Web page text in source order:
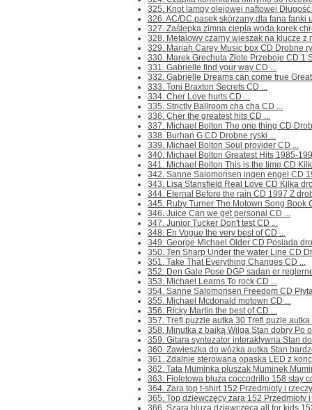
325. Knot lampy olejowej naftowej
326. AC/DC pasek skórzany dla fana fanki
327. Zaślepka zimna ciepła woda korek
328. Metalowy czarny wieszak na klucze z
329. Mariah Carey Music box CD Drobne
330. Marek Grechuta Złote Przeboje CD 1
331. Gabrielle find your way CD ...
332. Gabrielle Dreams can come true
333. Toni Braxton Secrets CD ...
334. Cher Love hurts CD ...
335. Strictly Ballroom cha cha CD ...
336. Cher the greatest hits CD ...
337. Michael Bolton The one thing CD
338. Burhan G CD Drobne ryski ...
339. Michael Bolton Soul provider CD ...
340. Michael Bolton Greatest Hits 1985-
341. Michael Bolton This is the time CD
342. Sanne Salomonsen ingen engel CD
343. Lisa Stansfield Real Love CD Kilka
344. Eternal Before the rain CD 1997 Z
345. Ruby Turner The Motown Song Book
346. Juice Can we get personal CD ...
347. Junior Tucker Don't test CD ...
348. En Vogue the very best of CD ...
349. George Michael Older CD Posiada
350. Ten Sharp Under the water Line CD
351. Take That Everything Changes CD ...
352. Den Gale Pose DGP sadan er
353. Michael Learns To rock CD ...
354. Sanne Salomonsen Freedom CD
355. Michael Mcdonald motown CD ...
356. Ricky Martin the best of CD ...
357. Trefl puzzle autka 30 Trefl puzle
358. Minutka z bajką Wilga Stan dobry Po
359. Gitara syntezator interaktywna Stan
360. Zawieszka do wózka autka Stan
361. Zdalnie sterowana opaska LED z
362. Tata Muminka pluszak Muminek
363. Fioletowa bluza coccodrillo 158 stay
364. Zara top t-shirt 152 Przedmioty i
365. Top dziewczęcy zara 152 Przedmioty
366. Szara bluza dziewczęca all for kids